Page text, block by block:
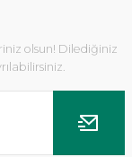
olsun! Dilediğiniz